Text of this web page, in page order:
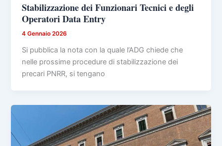
Stabilizzazione dei Funzionari Tecnici e degli
Operatori Data Entry
4 Gennaio 2026
Si pubblica la nota con la quale l’ADG chiede che
nelle prossime procedure di stabilizzazione dei
precari PNRR, si tengano